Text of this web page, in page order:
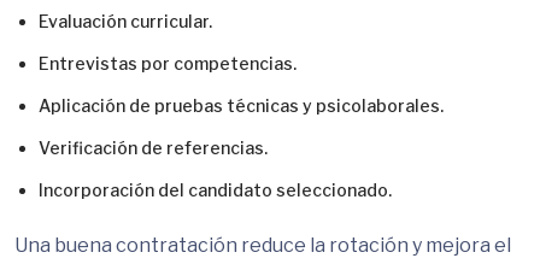
Evaluación curricular.
Entrevistas por competencias.
Aplicación de pruebas técnicas y psicolaborales.
Verificación de referencias.
Incorporación del candidato seleccionado.
Una buena contratación reduce la rotación y mejora el